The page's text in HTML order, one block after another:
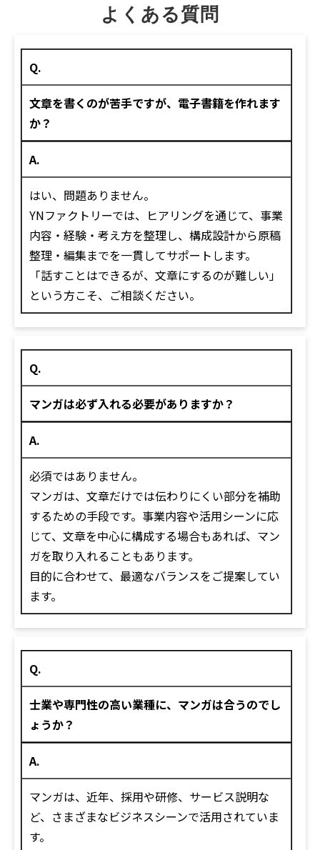
よくある質問
Q.
文章を書くのが苦手ですが、電子書籍を作れます
か？
A.
はい、問題ありません。
YNファクトリーでは、ヒアリングを通じて、事業
内容・経験・考え方を整理し、構成設計から原稿
整理・編集までを一貫してサポートします。
「話すことはできるが、文章にするのが難しい」
という方こそ、ご相談ください。
Q.
マンガは必ず入れる必要がありますか？
A.
必須ではありません。
マンガは、文章だけでは伝わりにくい部分を補助
するための手段です。事業内容や活用シーンに応
じて、文章を中心に構成する場合もあれば、マン
ガを取り入れることもあります。
目的に合わせて、最適なバランスをご提案してい
ます。
Q.
士業や専門性の高い業種に、マンガは合うのでし
ょうか？
A.
マンガは、近年、採用や研修、サービス説明な
ど、さまざまなビジネスシーンで活用されていま
す。